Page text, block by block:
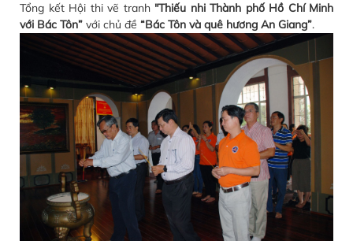
Tổng kết Hội thi vẽ tranh "Thiếu nhi Thành phố Hồ Chí Minh
với Bác Tôn” với chủ đề “Bác Tôn và quê hương An Giang”.